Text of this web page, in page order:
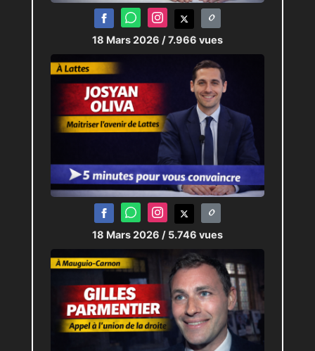
18 Mars 2026 / 7.966 vues
18 Mars 2026 / 5.746 vues